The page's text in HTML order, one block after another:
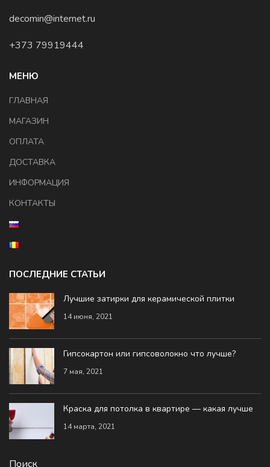
decomin@internet.ru
+373 79919444
МЕНЮ
ГЛАВНАЯ
МАГАЗИН
ОПЛАТА
ДОСТАВКА
ИНФОРМАЦИЯ
КОНТАКТЫ
ПОСЛЕДНИЕ СТАТЬИ
Лучшие затирки для керамической плитки
14 июня, 2021
Гипсокартон или гипсоволокно что лучше?
7 мая, 2021
Краска для потолка в квартире — какая лучше
14 марта, 2021
Поиск